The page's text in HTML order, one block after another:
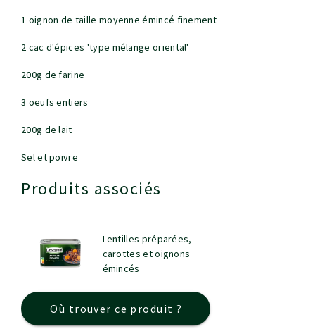
1 oignon de taille moyenne émincé finement
2 cac d'épices 'type mélange oriental'
200g de farine
3 oeufs entiers
200g de lait
Sel et poivre
Produits associés
Lentilles préparées,
carottes et oignons
émincés
Où trouver ce produit ?